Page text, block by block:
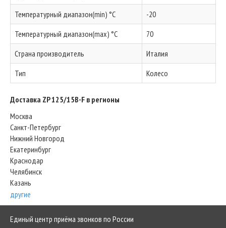
Температурный диапазон(min) °C
-20
Температурный диапазон(max) °C
70
Страна производитель
Италия
Тип
Колесо
Доставка ZP 125/15B-F в регионы
Москва
Санкт-Петербург
Нижний Новгород
Екатеринбург
Краснодар
Челябинск
Казань
другие
Единый центр приёма звонков по России